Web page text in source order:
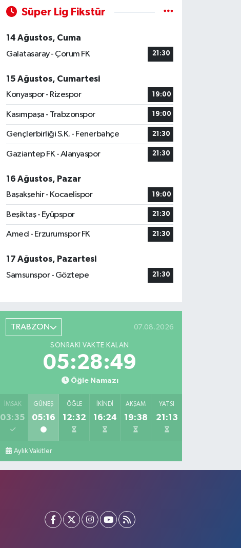
Süper Lig Fikstür
14 Ağustos, Cuma
Galatasaray - Çorum FK
21:30
15 Ağustos, Cumartesi
Konyaspor - Rizespor
19:00
Kasımpaşa - Trabzonspor 19:00
Gençlerbirliği S.K. - Fenerbahçe 21:30
Gaziantep FK - Alanyaspor 21:30
16 Ağustos, Pazar
Başakşehir - Kocaelispor
19:00
Beşiktaş - Eyüpspor 21:30
Amed - Erzurumspor FK 21:30
17 Ağustos, Pazartesi
Samsunspor - Göztepe
21:30
TRABZON 07.08.2026
SONRAKI VAKTE KALAN
05:28:48
Öğle Namazı
İMSAK
03:35
GÜNEŞ
05:16
ÖĞLE
12:32
İKINDI
16:24
AKŞAM
19:38
YATSI
21:13
Aylık Vakitler